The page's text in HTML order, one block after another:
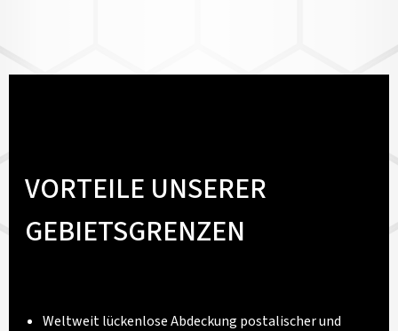
VORTEILE UNSERER
GEBIETSGRENZEN
Weltweit lückenlose Abdeckung postalischer und